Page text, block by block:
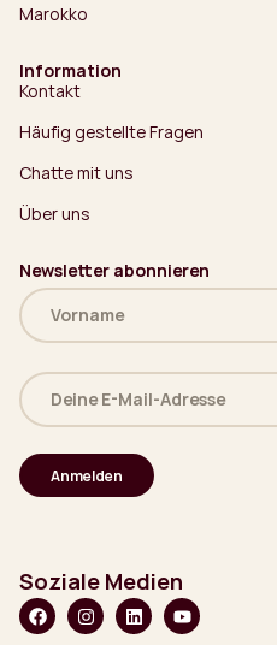
Marokko
Information
Kontakt
Häufig gestellte Fragen
Chatte mit uns
Über uns
Newsletter abonnieren
Name
(erforderlich)
Deine
E-
Mail-
(erforderlich)
Soziale Medien